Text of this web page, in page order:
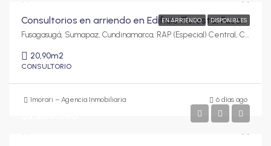
EN ARRIENDO DISPONIBLES
Consultorios en arriendo en Edificio Floresta, Fusagasugá | Desde 20,90 m² hasta 30,67 m²
Fusagasugá, Sumapaz, Cundinamarca, RAP (Especial) Central, Colombia
20,90m2
CONSULTORIO
Imorari – Agencia Inmobiliaria 6 días ago